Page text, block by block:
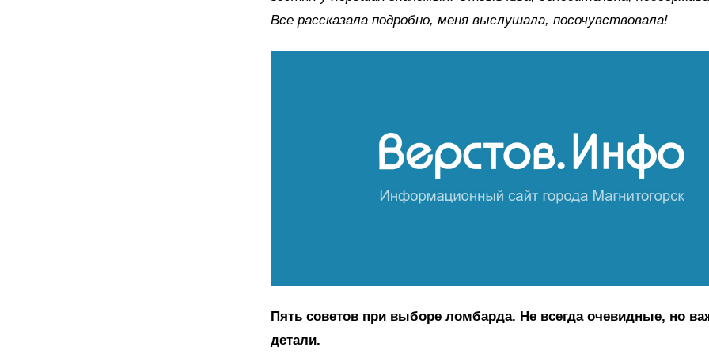
Все рассказала подробно, меня выслушала, посочувствовала!
Пять советов при выборе ломбарда. Не всегда очевидные, но
детали.